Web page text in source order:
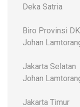
Deka Satria
Biro Provinsi
Johan
Jakarta Selatan
Johan
Jakarta Timur